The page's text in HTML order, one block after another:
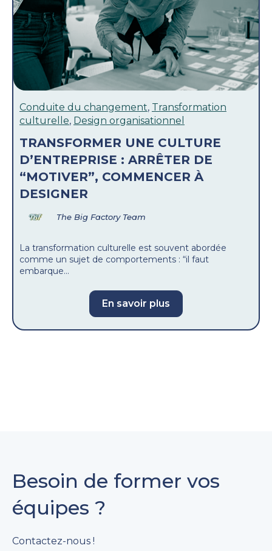
Conduite du changement, Transformation
culturelle, Design organisationnel
TRANSFORMER UNE CULTURE
D’ENTREPRISE : ARRÊTER DE
“MOTIVER”, COMMENCER À
DESIGNER
The Big Factory Team
La transformation culturelle est souvent abordée
comme un sujet de comportements : “il faut
embarque...
En savoir plus
Besoin de former vos
équipes ?
Contactez-nous !